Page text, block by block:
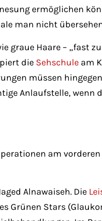
ermöglichen
man nicht
graue Haare – „fast
die Sehschule am
müssen
Anlaufstelle, wenn
am
Alnawaiseh. Die
Grünen Stars